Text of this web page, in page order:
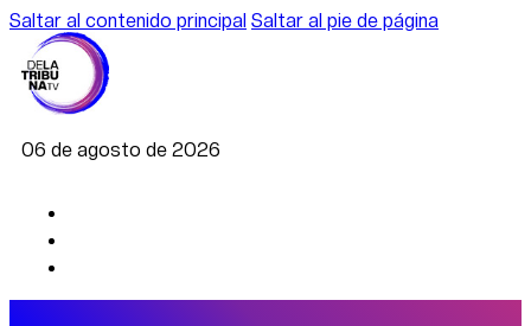
Saltar al contenido principal Saltar al pie de página
06 de agosto de 2026